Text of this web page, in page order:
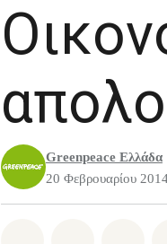
Greenpeace Ελλάδα
20 Φεβρουαρίου